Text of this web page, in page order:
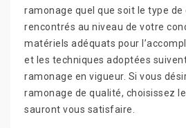
ramonage quel que soit le type de
rencontrés au niveau de votre
matériels adéquats pour
et les techniques adoptées
ramonage en vigueur. Si vous
ramonage de qualité, choisissez
sauront vous satisfaire.